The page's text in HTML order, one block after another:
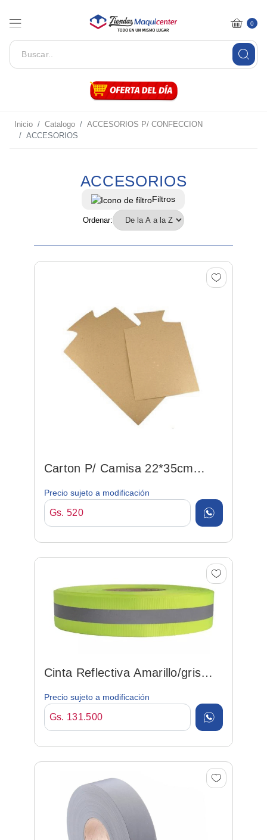
0
Inicio Catalogo
ACCESORIOS P/ CONFECCION
ACCESORIOS
ACCESORIOS
Filtros
Ordenar:
Carton P/ Camisa 22*35cm
Precio sujeto a modificación
Gs. 520
Cinta Reflectiva Amarillo/gris
Precio sujeto a modificación
Gs. 131.500